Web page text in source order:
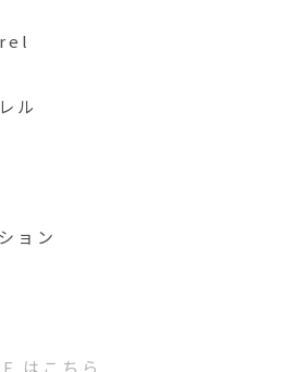
ル
ョン
はこちら